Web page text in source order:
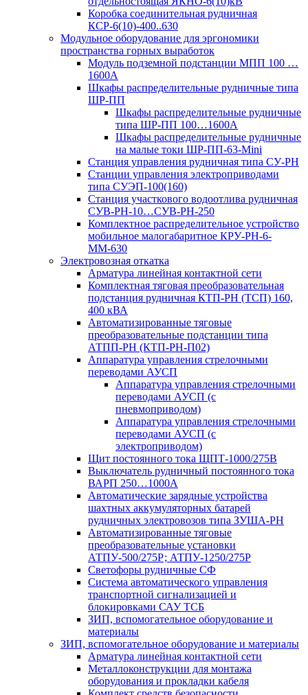
Коробка соединительная рудничная
КСР-6(10)-400..630
Модульное оборудование для эргономики
пространства горных выработок
Модуль подземной подстанции МПП 100 …
1600А
Шкафы распределительные рудничные типа
ШР-ПП
Шкафы распределительные рудничные
типа ШР-ПП 100…1600А
Шкафы распределительные рудничные
на малые токи ШР-ПП-63-Mini
Станция управления рудничная типа СУ-РН
Станции управления электроприводами
типа СУЭП-100(160)
Станция участкового водоотлива рудничная
СУВ-РН-10…СУВ-РН-250
Комплектное распределительное устройство
мобильное малогабаритное КРУ-РН-6-
ММ-630
Электровозная откатка
Арматура линейная контактной сети
Комплектная тяговая преобразовательная
подстанция рудничная КТП-РН (ТСП) 160,
400 кВА
Автоматизированные тяговые
преобразовательные подстанции типа
АТПП-РН (КТП-РН-П02)
Аппаратура управления стрелочными
переводами АУСП
Аппаратура управления стрелочными
переводами АУСП (с
пневмоприводом)
Аппаратура управления стрелочными
переводами АУСП (с
электроприводом)
Щит постоянного тока ЩПТ-1000/275В
Выключатель рудничный постоянного тока
ВАРП 250…1000А
Автоматические зарядные устройства
шахтных аккумуляторных батарей
рудничных электровозов типа ЗУША-РН
Автоматизированные тяговые
преобразовательные установки
АТПУ-500/275Р; АТПУ-1250/275Р
Светофоры рудничные СФ
Система автоматического управления
транспортной сигнализацией и
блокировками САУ ТСБ
ЗИП, вспомогательное оборудование и
материалы
ЗИП, вспомогательное оборудование и материалы
Арматура линейная контактной сети
Металлоконструкции для монтажа
оборудования и прокладки кабеля